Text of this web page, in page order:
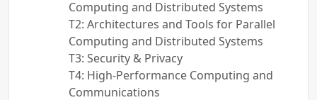
Computing and Distributed Systems
T2: Architectures and Tools for Parallel
Computing and Distributed Systems
T3: Security & Privacy
T4: High-Performance Computing and
Communications